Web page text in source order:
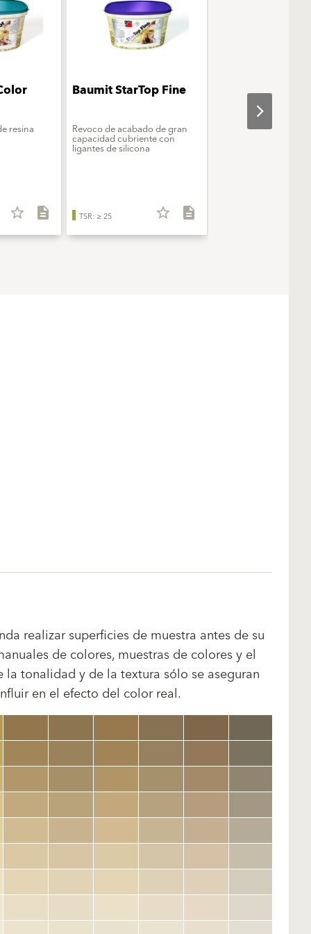
resina
star_border description
Baumit StarTop Fine
Revoco de acabado de gran
capacidad cubriente con
ligantes de silicona
TSR: ≥ 25 star_border description
Baumit
Revoco con resina
realizar superficies de muestra antes de su
de colores, muestras de colores y el
tonalidad y de la textura sólo se aseguran
en el efecto del color real.
clear